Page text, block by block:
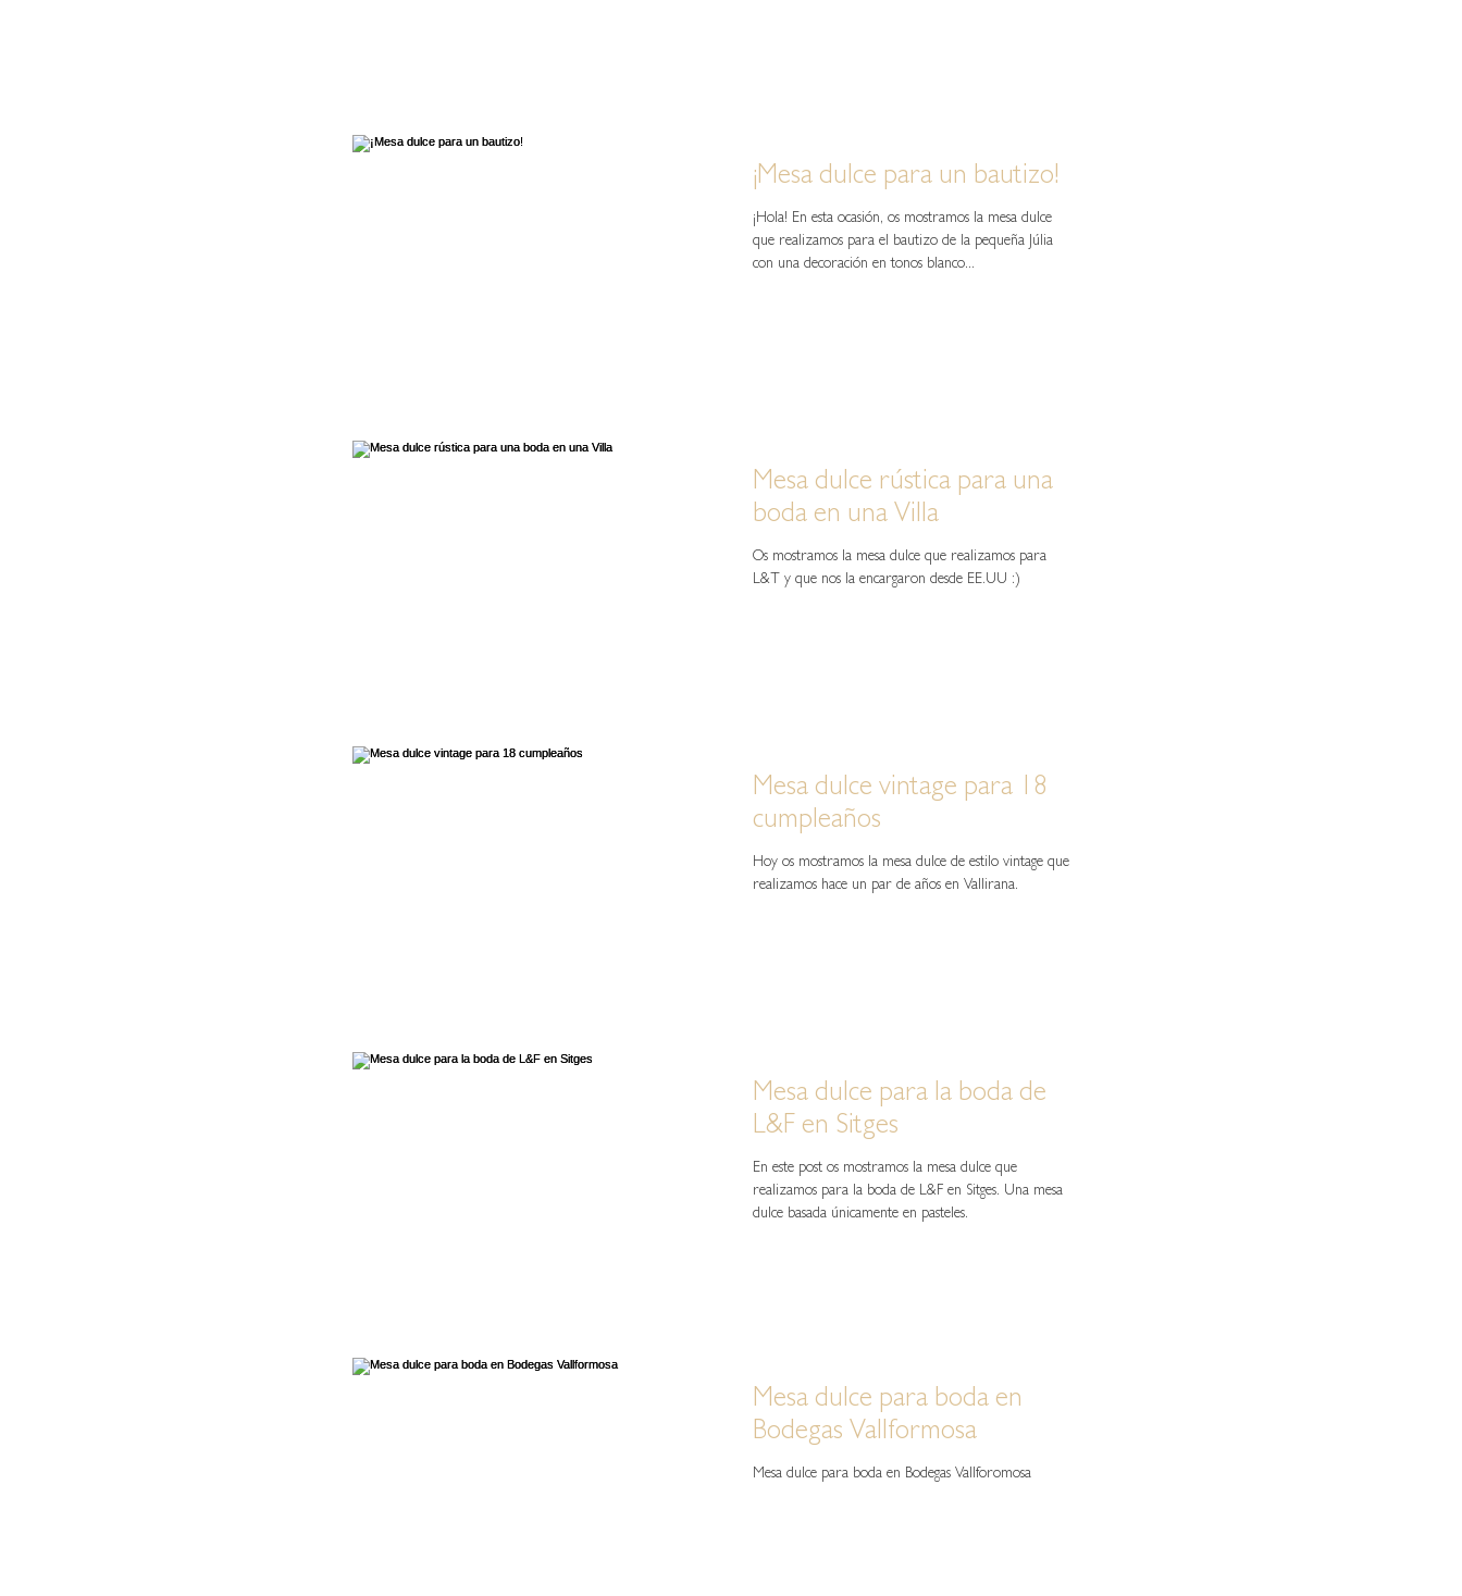
¡Mesa dulce para un bautizo!
¡Hola! En esta ocasión, os mostramos la mesa dulce
que realizamos para el bautizo de la pequeña Júlia
con una decoración en tonos blanco...
Mesa dulce rústica para una
boda en una Villa
Os mostramos la mesa dulce que realizamos para
L&T y que nos la encargaron desde EE.UU :)
Mesa dulce vintage para 18
cumpleaños
Hoy os mostramos la mesa dulce de estilo vintage que
realizamos hace un par de años en Vallirana.
Mesa dulce para la boda de
L&F en Sitges
En este post os mostramos la mesa dulce que
realizamos para la boda de L&F en Sitges. Una mesa
dulce basada únicamente en pasteles.
Mesa dulce para boda en
Bodegas Vallformosa
Mesa dulce para boda en Bodegas Vallforomosa